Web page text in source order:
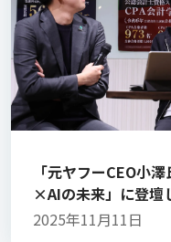
「元ヤフーCEO小
×AIの未来」に登壇
2025年11月11日